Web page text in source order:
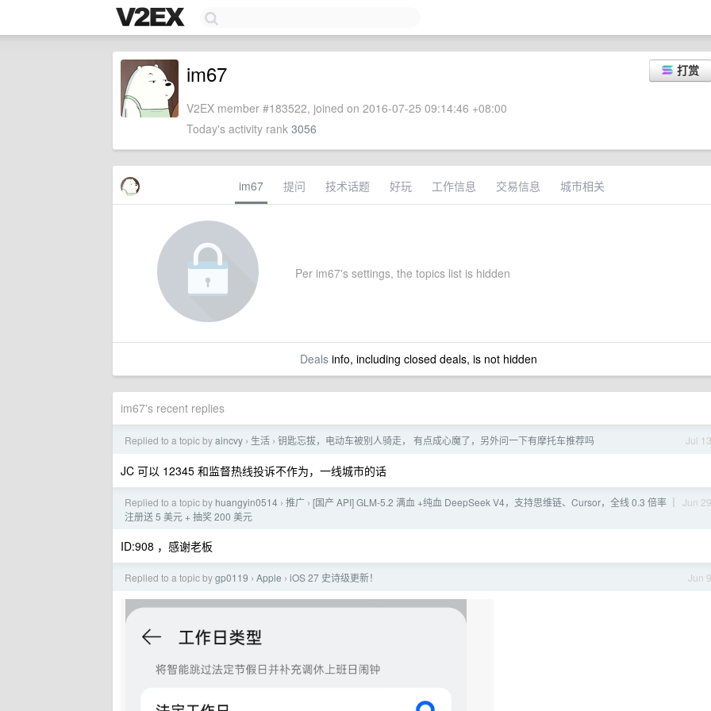
打赏
im67
V2EX member #183522, joined on 2016-07-25 09:14:46 +08:00
Today's activity rank 3056
im67 提问 技术话题 好玩 工作信息 交易信息 城市相关
Per im67's settings, the topics list is hidden
Dealsinfo, including closed deals, is not hidden
im67's recent replies
Jul 13
Replied to a topic byaincvy › 生活 › 钥匙忘拔，电动车被别人骑走， 有点成心魔了，另外问一下有摩托车推荐吗
JC 可以 12345 和监督热线投诉不作为，一线城市的话
Jun 29
Replied to a topic by huangyin0514 › 推广 › [国产 API] GLM-5.2 满血 +纯血 DeepSeek V4，支持思维链、Cursor，全线 0.3 倍率 ｜
注册送 5 美元 + 抽奖 200 美元
ID:908 ，感谢老板
Jun 9
Replied to a topic bygp0119 › Apple › iOS 27 史诗级更新！